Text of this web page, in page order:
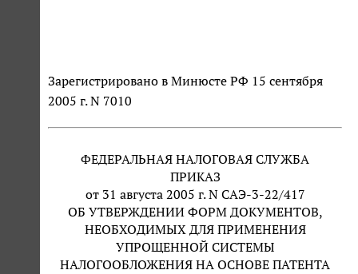
Зарегистрировано в Минюсте РФ 15 сентября
2005 г. N 7010
ФЕДЕРАЛЬНАЯ НАЛОГОВАЯ СЛУЖБА
ПРИКАЗ
от 31 августа 2005 г. N САЭ-3-22/417
ОБ УТВЕРЖДЕНИИ ФОРМ ДОКУМЕНТОВ,
НЕОБХОДИМЫХ ДЛЯ ПРИМЕНЕНИЯ
УПРОЩЕННОЙ СИСТЕМЫ
НАЛОГООБЛОЖЕНИЯ НА ОСНОВЕ ПАТЕНТА